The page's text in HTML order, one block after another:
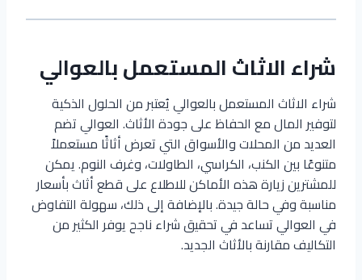
شراء الاثاث المستعمل بالعوالي
شراء الاثاث المستعمل بالعوالي يُعتبر من الحلول الذكية
لتوفير المال مع الحفاظ على جودة الأثاث. العوالي تضم
العديد من المحلات والأسواق التي تعرض أثاثًا مستعملاً
متنوعًا بين الكنب، الكراسي، الطاولات، وغرف النوم. يمكن
للمشترين زيارة هذه الأماكن للاطلاع على قطع أثاث بأسعار
مناسبة وفي حالة جيدة. بالإضافة إلى ذلك، سهولة التفاوض
في العوالي تساعد في تحقيق شراء ناجح يوفر الكثير من
التكاليف مقارنة بالأثاث الجديد.